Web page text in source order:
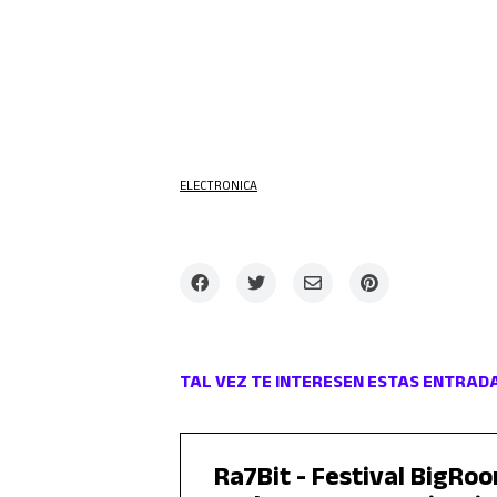
ELECTRONICA
TAL VEZ TE INTERESEN ESTAS
Ra7Bit - Festival